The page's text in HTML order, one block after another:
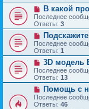
В какой
Последнее
Ответы: 3
Последнее
Ответы: 1
3D модель
Последнее
Ответы: 13
Помощь с
Последнее
Ответы: 46